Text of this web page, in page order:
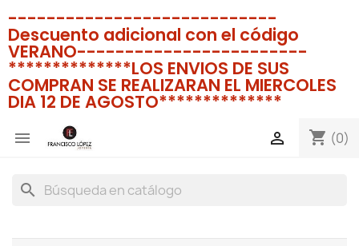
----------------------------
Descuento adicional con el código
VERANO------------------------
**************LOS ENVIOS DE SUS
COMPRAN SE REALIZARAN EL MIERCOLES
DIA 12 DE AGOSTO**************
 shopping_cart (0)

search